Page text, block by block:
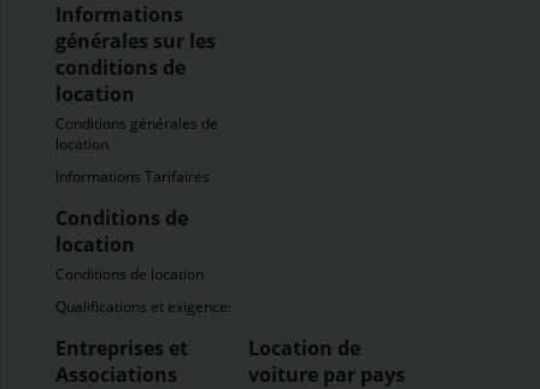
Informations
générales sur les
conditions de
location
Conditions générales de
location
Informations Tarifaires
Conditions de
location
Conditions de location
Qualifications et exigences
Entreprises et
Associations
Location de
voiture par pays